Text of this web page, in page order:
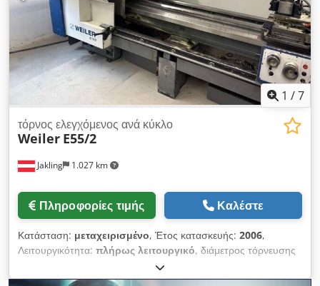
365 mm ΛΕΠΤΟΜΕΡΕΙΕΣ ΜΗΧΑΝΗΜΑΤΟΣ Σύστημα ελέγχου:
Διδασκαλία (Teach-in) Απαιτούμενη ισχύς: 15 kW Διαστάσεις
και βάρος Διαστάσεις μεταφοράς (Μ × Π × Υ): 3.700 × 1.650 ×
1.900 mm (?) Βάρος μεταφοράς: 3.300 kg Dsdpfx Aezrmq
Doc Tock ΕΞΟΠΛΙΣΜΟΣ Έγγραφα Τεχνική τεκμηρίωση
Σήμανση CE
1 /7
Jakling 1.027 km
τόρνος ελεγχόμενος ανά κύκλο
Weiler E55/2
Πληροφορίες τιμής Καλέστε
Κατάσταση: μεταχειρισμένο, Έτος κατασκευής: 2006,
Λειτουργικότητα: πλήρως λειτουργικό, διάμετρος τόρνευσης
πάνω από το εγκάρσιο τρόλεϊ:325 χιλ.
μήκος τόρνευσης:2.000 χιλ., διαμέτρος τορναρίσματος:570